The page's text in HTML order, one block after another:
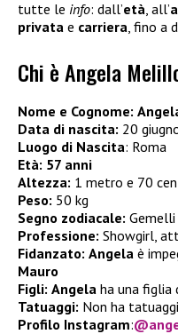
tutte le info: dall’età, all’
privata e carriera, fino a
Chi è Angela
Nome e Cognome:
Data di nascita: 20
Luogo di Nascita: Roma
Età: 57 anni
Altezza: 1 metro e 70
Peso: 50 kg
Segno zodiacale: Gemelli
Professione: Showgirl,
Fidanzato: Angela è
Mauro
Figli: Angela ha una figlia
Tatuaggi: Non ha
Profilo Instagram: